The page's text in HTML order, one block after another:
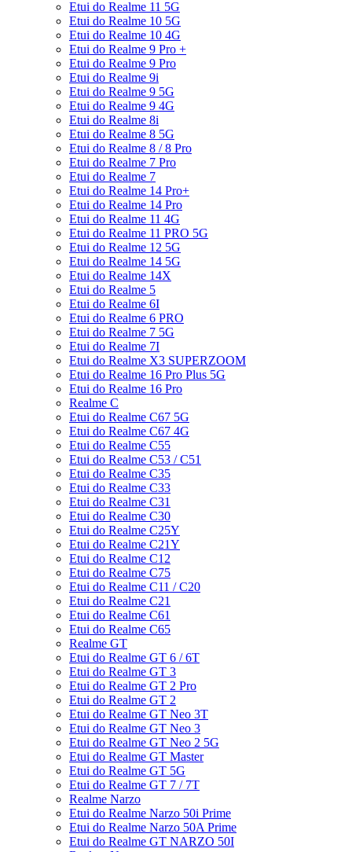
Etui do Realme 11 5G
Etui do Realme 10 5G
Etui do Realme 10 4G
Etui do Realme 9 Pro +
Etui do Realme 9 Pro
Etui do Realme 9i
Etui do Realme 9 5G
Etui do Realme 9 4G
Etui do Realme 8i
Etui do Realme 8 5G
Etui do Realme 8 / 8 Pro
Etui do Realme 7 Pro
Etui do Realme 7
Etui do Realme 14 Pro+
Etui do Realme 14 Pro
Etui do Realme 11 4G
Etui do Realme 11 PRO 5G
Etui do Realme 12 5G
Etui do Realme 14 5G
Etui do Realme 14X
Etui do Realme 5
Etui do Realme 6I
Etui do Realme 6 PRO
Etui do Realme 7 5G
Etui do Realme 7I
Etui do Realme X3 SUPERZOOM
Etui do Realme 16 Pro Plus 5G
Etui do Realme 16 Pro
Realme C
Etui do Realme C67 5G
Etui do Realme C67 4G
Etui do Realme C55
Etui do Realme C53 / C51
Etui do Realme C35
Etui do Realme C33
Etui do Realme C31
Etui do Realme C30
Etui do Realme C25Y
Etui do Realme C21Y
Etui do Realme C12
Etui do Realme C75
Etui do Realme C11 / C20
Etui do Realme C21
Etui do Realme C61
Etui do Realme C65
Realme GT
Etui do Realme GT 6 / 6T
Etui do Realme GT 3
Etui do Realme GT 2 Pro
Etui do Realme GT 2
Etui do Realme GT Neo 3T
Etui do Realme GT Neo 3
Etui do Realme GT Neo 2 5G
Etui do Realme GT Master
Etui do Realme GT 5G
Etui do Realme GT 7 / 7T
Realme Narzo
Etui do Realme Narzo 50i Prime
Etui do Realme Narzo 50A Prime
Etui do Realme GT NARZO 50I